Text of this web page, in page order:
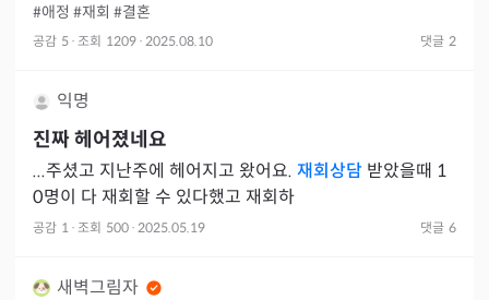
#애정 #재회 #결혼
공감 5 · 조회 1209 · 2025.08.10 댓글 2
익명
진짜 헤어졌네요
...주셨고 지난주에 헤어지고 왔어요. 재회상담 받았을때 1
0명이 다 재회할 수 있다했고 재회하
공감 1 · 조회 500 · 2025.05.19 댓글 6
새벽그림자